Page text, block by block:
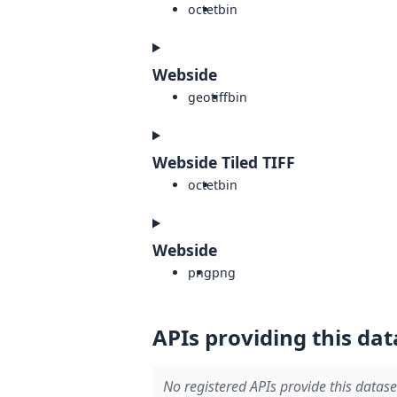
octetbin
Webside
geotiffbin
Webside Tiled TIFF
octetbin
Webside
pngpng
APIs providing this
No registered APIs provide this